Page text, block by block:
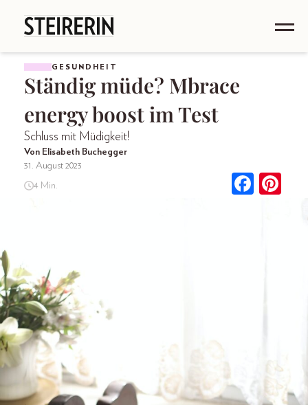
GESUNDHEIT
Ständig müde? Mbrace
energy boost im Test
Schluss mit Müdigkeit!
Von Elisabeth Buchegger
31. August 2023
4 Min.